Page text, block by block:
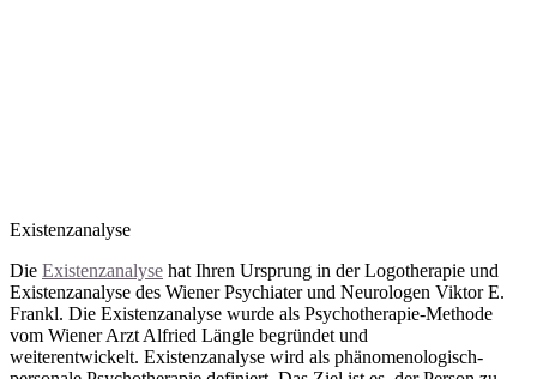
Existenzanalyse
Die Existenzanalyse hat Ihren Ursprung in der Logotherapie und
Existenzanalyse des Wiener Psychiater und Neurologen Viktor E.
Frankl. Die Existenzanalyse wurde als Psychotherapie-Methode
vom Wiener Arzt Alfried Längle begründet und
weiterentwickelt. Existenzanalyse wird als phänomenologisch-